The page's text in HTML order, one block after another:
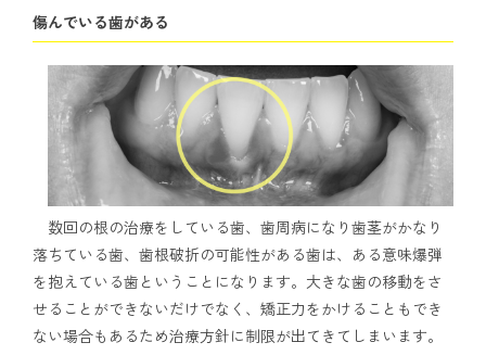
傷んでいる歯がある
数回の根の治療をしている歯、歯周病になり歯茎がかなり
落ちている歯、歯根破折の可能性がある歯は、ある意味爆弾
を抱えている歯ということになります。大きな歯の移動をさ
せることができないだけでなく、矯正力をかけることもでき
ない場合もあるため治療方針に制限が出てきてしまいます。